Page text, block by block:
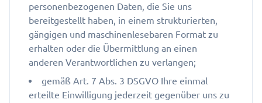
personenbezogenen Daten, die Sie uns
bereitgestellt haben, in einem strukturierten,
gängigen und maschinenlesebaren Format zu
erhalten oder die Übermittlung an einen
anderen Verantwortlichen zu verlangen;
gemäß Art. 7 Abs. 3 DSGVO Ihre einmal
erteilte Einwilligung jederzeit gegenüber uns zu